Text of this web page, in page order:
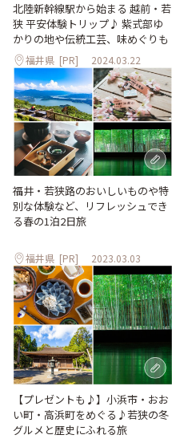
北陸新幹線駅から始まる 越前・若
狭 平安体験トリップ♪ 紫式部ゆ
かりの地や伝統工芸、味めぐりも
福井県 [PR] 2024.03.22
福井・若狭路のおいしいものや特
別な体験など、リフレッシュでき
る春の1泊2日旅
福井県 [PR] 2023.03.03
【プレゼントも♪】小浜市・おお
い町・高浜町をめぐる♪若狭の冬
グルメと歴史にふれる旅